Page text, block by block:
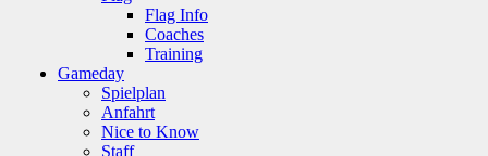
Flag Info
Coaches
Training
Gameday
Spielplan
Anfahrt
Nice to Know
Staff